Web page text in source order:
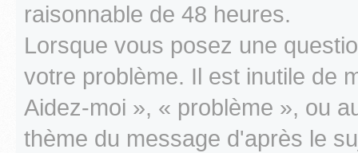
raisonnable de 48 heures.
Lorsque vous posez une
votre problème. Il est inutile de
Aidez-moi », « problème », ou
thème du message d'après le